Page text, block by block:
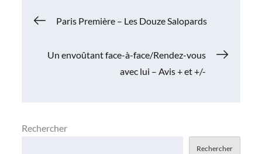
Navigation
de
Paris Première – Les Douze Salopards
Un envoûtant face-à-face/Rendez-vous
avec lui – Avis + et +/-
Rechercher
Rechercher